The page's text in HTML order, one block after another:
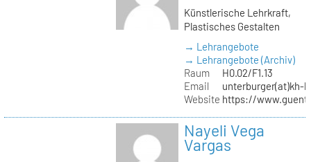
Künstlerische Lehrkraft,
Plastisches Gestalten
→ Lehrangebote
→ Lehrangebote (Archiv)
Raum
H0.02/F1.13
Email
unterburger(at)kh-
Website https://
Nayeli Vega
Vargas